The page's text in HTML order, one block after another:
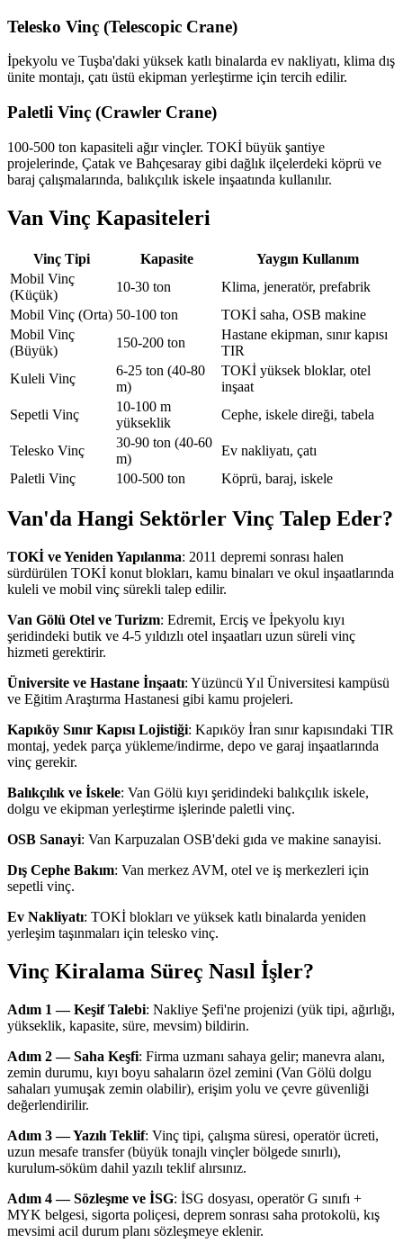
Telesko Vinç (Telescopic Crane)
İpekyolu ve Tuşba'daki yüksek katlı binalarda ev nakliyatı, klima dış
ünite montajı, çatı üstü ekipman yerleştirme için tercih edilir.
Paletli Vinç (Crawler Crane)
100-500 ton kapasiteli ağır vinçler. TOKİ büyük şantiye
projelerinde, Çatak ve Bahçesaray gibi dağlık ilçelerdeki köprü ve
baraj çalışmalarında, balıkçılık iskele inşaatında kullanılır.
Van Vinç Kapasiteleri
Vinç Tipi Kapasite
Yaygın Kullanım
Mobil Vinç
(Küçük)
10-30 ton
Klima, jeneratör, prefabrik
Mobil Vinç (Orta) 50-100 ton
TOKİ saha, OSB makine
Mobil Vinç
(Büyük)
150-200 ton
Hastane ekipman, sınır kapısı
TIR
Kuleli Vinç
6-25 ton (40-80
m)
TOKİ yüksek bloklar, otel
inşaat
Sepetli Vinç
10-100 m
yükseklik
Cephe, iskele direği, tabela
Telesko Vinç
30-90 ton (40-60
m)
Ev nakliyatı, çatı
Paletli Vinç
100-500 ton Köprü, baraj, iskele
Van'da Hangi Sektörler Vinç Talep Eder?
TOKİ ve Yeniden Yapılanma: 2011 depremi sonrası halen
sürdürülen TOKİ konut blokları, kamu binaları ve okul inşaatlarında
kuleli ve mobil vinç sürekli talep edilir.
Van Gölü Otel ve Turizm: Edremit, Erciş ve İpekyolu kıyı
şeridindeki butik ve 4-5 yıldızlı otel inşaatları uzun süreli vinç
hizmeti gerektirir.
Üniversite ve Hastane İnşaatı: Yüzüncü Yıl Üniversitesi kampüsü
ve Eğitim Araştırma Hastanesi gibi kamu projeleri.
Kapıköy Sınır Kapısı Lojistiği: Kapıköy İran sınır kapısındaki TIR
montaj, yedek parça yükleme/indirme, depo ve garaj inşaatlarında
vinç gerekir.
Balıkçılık ve İskele: Van Gölü kıyı şeridindeki balıkçılık iskele,
dolgu ve ekipman yerleştirme işlerinde paletli vinç.
OSB Sanayi: Van Karpuzalan OSB'deki gıda ve makine sanayisi.
Dış Cephe Bakım: Van merkez AVM, otel ve iş merkezleri için
sepetli vinç.
Ev Nakliyatı: TOKİ blokları ve yüksek katlı binalarda yeniden
yerleşim taşınmaları için telesko vinç.
Vinç Kiralama Süreç Nasıl İşler?
Adım 1 — Keşif Talebi: Nakliye Şefi'ne projenizi (yük tipi, ağırlığı,
yükseklik, kapasite, süre, mevsim) bildirin.
Adım 2 — Saha Keşfi: Firma uzmanı sahaya gelir; manevra alanı,
zemin durumu, kıyı boyu sahaların özel zemini (Van Gölü dolgu
sahaları yumuşak zemin olabilir), erişim yolu ve çevre güvenliği
değerlendirilir.
Adım 3 — Yazılı Teklif: Vinç tipi, çalışma süresi, operatör ücreti,
uzun mesafe transfer (büyük tonajlı vinçler bölgede sınırlı),
kurulum-söküm dahil yazılı teklif alırsınız.
Adım 4 — Sözleşme ve İSG: İSG dosyası, operatör G sınıfı +
MYK belgesi, sigorta poliçesi, deprem sonrası saha protokolü, kış
mevsimi acil durum planı sözleşmeye eklenir.